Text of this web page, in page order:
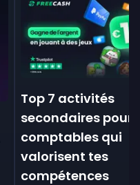
Top 7 activités
secondaires pour
comptables qui
valorisent tes
compétences